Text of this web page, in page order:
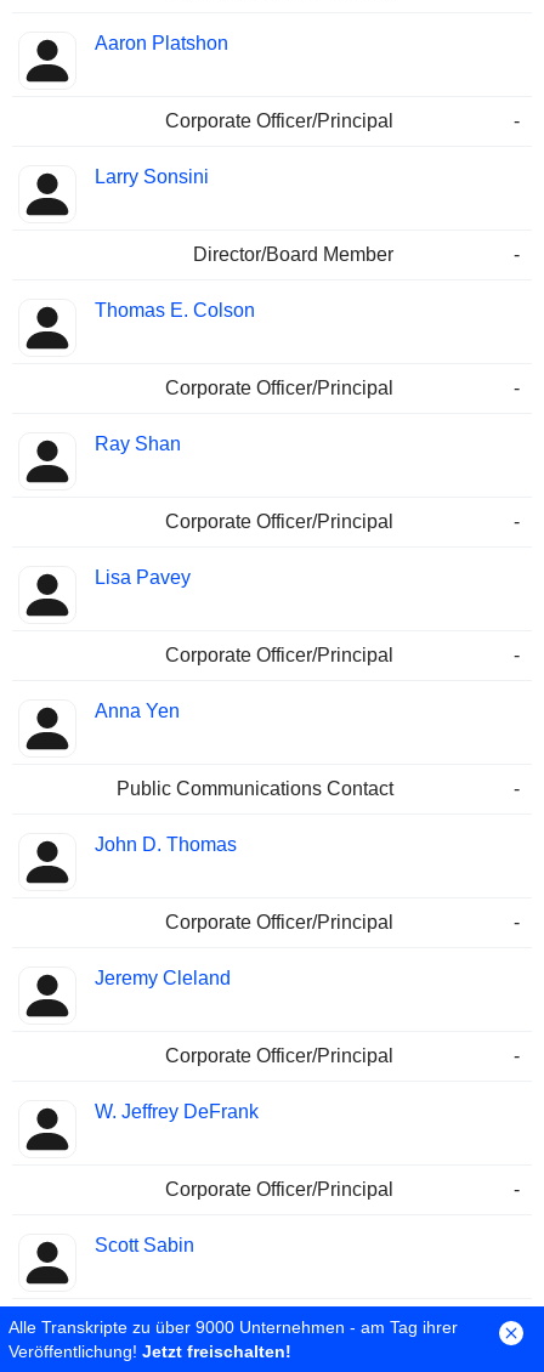
Aaron Platshon
Corporate Officer/Principal -
Larry Sonsini
Director/Board Member -
Thomas E. Colson
Corporate Officer/Principal -
Ray Shan
Corporate Officer/Principal -
Lisa Pavey
Corporate Officer/Principal -
Anna Yen
Public Communications Contact -
John D. Thomas
Corporate Officer/Principal -
Jeremy Cleland
Corporate Officer/Principal -
W. Jeffrey DeFrank
Corporate Officer/Principal -
Scott Sabin
Corporate Officer/Principal -
Alle Transkripte zu über 9000 Unternehmen - am Tag ihrer
Veröffentlichung! Jetzt freischalten!